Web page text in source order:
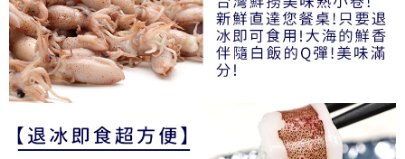
恩沛科技股份有限公司將有權停止該用戶之使用額度並採取法律行動。